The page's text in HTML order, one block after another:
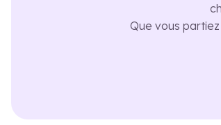
Que vous